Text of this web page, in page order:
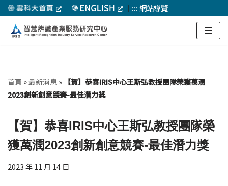
Skip
to
｜ ｜ :::網站導覽
首頁 »最新消息 » 【賀】恭喜IRIS中心王斯弘教授團隊榮獲萬潤
2023創新創意競賽-最佳潛力獎
【賀】恭喜IRIS中心王斯弘教授團隊榮
獲萬潤2023創新創意競賽-最佳潛力獎
2023 年 11 月 14 日